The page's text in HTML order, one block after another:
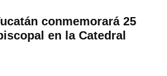
conmemorará 25
en la Catedral